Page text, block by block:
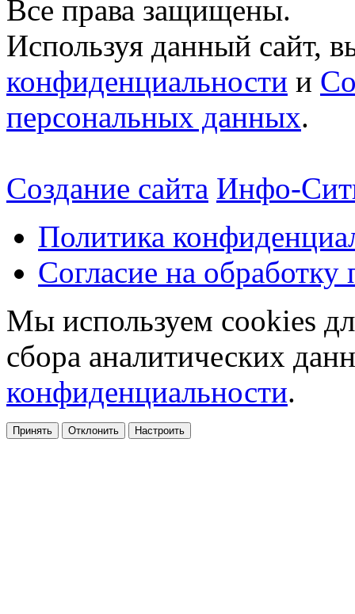
Все права защищены.
Используя данный сайт,
конфиденциальности и
персональных данных.
Создание сайта Инфо-
Политика
Согласие на
Мы используем cookies
сбора аналитических
конфиденциальности.
Принять Отклонить Настроить